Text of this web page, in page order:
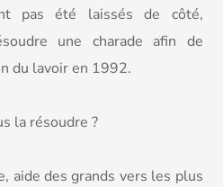
pas été laissés de côté,
une charade afin de
du lavoir en 1992.
la résoudre ?
aide des grands vers les plus